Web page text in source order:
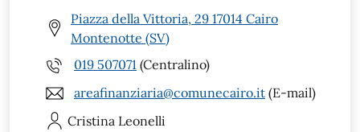
Piazza della Vittoria, 29 17014 Cairo
Montenotte (SV)
019 507071 (Centralino)
areafinanziaria@comunecairo.it (E-mail)
Cristina Leonelli